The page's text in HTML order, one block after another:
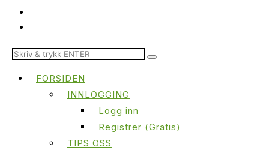
FORSIDEN
INNLOGGING
Logg inn
Registrer (Gratis)
TIPS OSS